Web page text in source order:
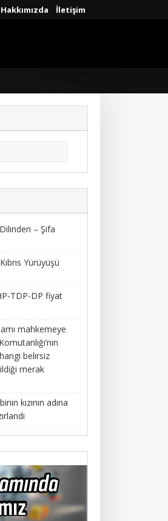
Hakkımızda İletişim
– Şifa
Yürüyüşü
TDP-DP fiyat
mahkemeye
belirsiz
merak
kızının adına